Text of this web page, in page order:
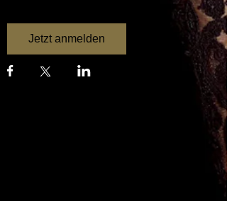
Jetzt anmelden